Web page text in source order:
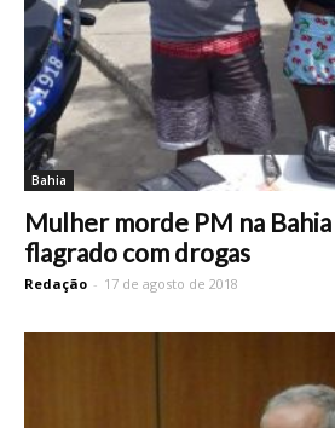
Bahia
Mulher morde PM na
flagrado com drogas
Redação - 17 de agosto de 2018